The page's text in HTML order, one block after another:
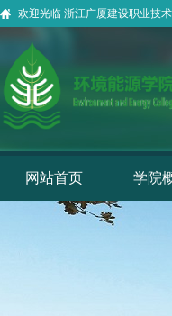
欢迎光临 浙江广厦建设职业技
网站首页 学院